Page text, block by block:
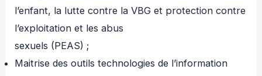
l’enfant, la lutte contre la VBG et protection contre
l’exploitation et les abus
sexuels (PEAS) ;
Maitrise des outils technologies de l’information